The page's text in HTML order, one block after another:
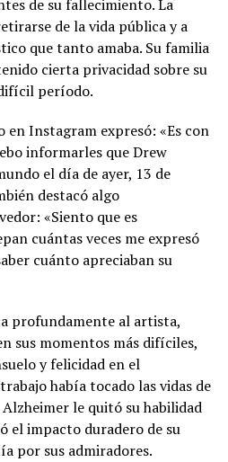
de su fallecimiento. La
de la vida pública y a
que tanto amaba. Su familia
cierta privacidad sobre su
período.
en Instagram expresó: «Es con
informarles que Drew
el día de ayer, 13 de
destacó algo
«Siento que es
cuántas veces me expresó
cuánto apreciaban su
profundamente al artista,
sus momentos más difíciles,
y felicidad en el
había tocado las vidas de
le quitó su habilidad
el impacto duradero de su
por sus admiradores.